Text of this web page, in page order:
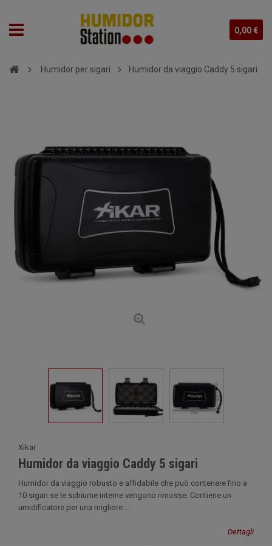
0,00 €
Humidor per sigari Humidor da viaggio Caddy 5 sigari
Xikar
Humidor da viaggio Caddy 5 sigari
Humidor da viaggio robusto e affidabile che può contenere fino a
10 sigari se le schiume interne vengono rimosse. Contiene un
umidificatore per una migliore ...
Dettagli